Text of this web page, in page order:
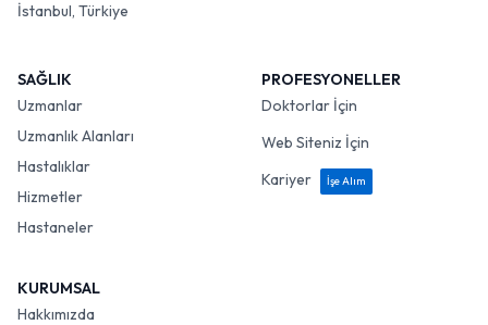
İstanbul, Türkiye
SAĞLIK
Uzmanlar
Uzmanlık Alanları
Hastalıklar
Hizmetler
Hastaneler
PROFESYONELLER
Doktorlar İçin
Web Siteniz İçin
Kariyer
İşe Alım
KURUMSAL
Hakkımızda